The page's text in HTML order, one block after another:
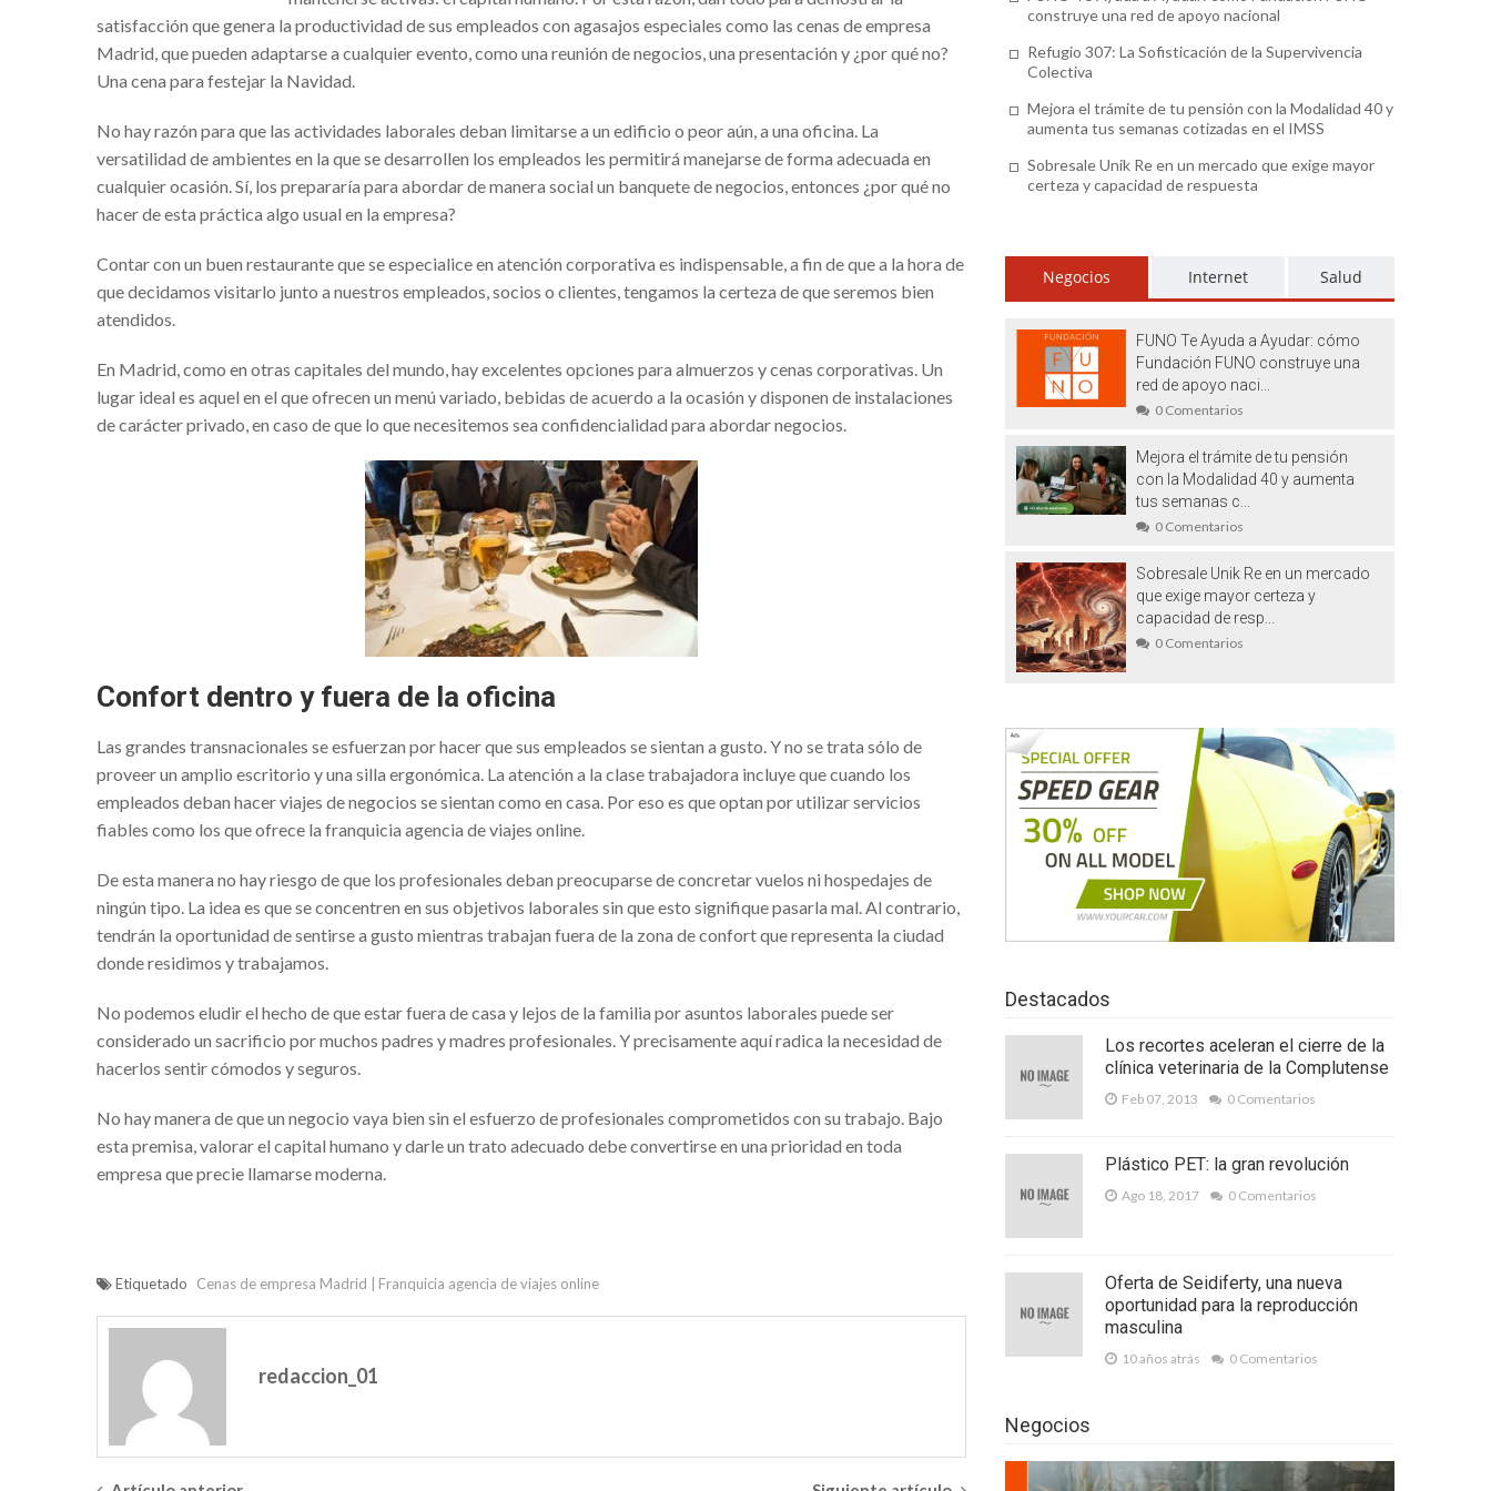
Alba Elvira Lorenzana y su hambre de ser
El uso de VPN en tiempos de pandemia
Sap para pymes: La solución para cualquier emprendedor
Hugo César Villanueva Cantón: reconocido empresario mexicano
Financika experiencias reales : una inversión segura
Franquicias de ropa para niños – Gran opción para invertir
Cerradura invisible con mando a distancia – Seguridad y protección a tu propiedad
¿Quién es el empresario Salvador Oñate Ascencio?
Golf courses in Spain – Criterios para escoger el mejor
Mejores campos de golf de España que disfrutar
Los mejores mariachis en Bogotá esperan por ti
Alquiler de videowall en Barcelona –Mostrando a todos lo que se desea
Elige los accesorios de tu bebé con un catálogo Petit Praia
Mobiliario de diseño Vondom: ¿cómo decorar una barra de bar?
Casa Vicens, nuevo museo de Antonio Gaudí – Visita obligada al pasado catalán
Bróker 1000Extra – La luz de la información vence las tinieblas de la ignorancia
Finmarkfx: ¿invertir con un broker es una moda o una necesidad?
Consejos para celebrar las despedidas Salou según las estaciones del año
Tips para comprar viviendas con terraza en Salou
Viajes a Francia en tren, una manera cómoda de hacer turismo
Venta de transfer de Río a Búzios: para un recorrido seguro
Concesionario SEAT en Tenerife: ¿qué ofrece?
Alpargatas de esparto para mujer: el calzado que no debe faltar en su armario
Motivos para utilizar un serum antiarrugas de calidad
Realizar viajes a la India exóticos: Aventuras llenas de ambientes místico y mágico
Filtros de agua para casa: porque no necesariamente es saludable
satisfacción que genera la productividad de sus empleados con agasajos especiales como las cenas de empresa
Madrid, que pueden adaptarse a cualquier evento, como una reunión de negocios, una presentación y ¿por qué no?
Una cena para festejar la Navidad.
No hay razón para que las actividades laborales deban limitarse a un edificio o peor aún, a una oficina. La
versatilidad de ambientes en la que se desarrollen los empleados les permitirá manejarse de forma adecuada en
cualquier ocasión. Sí, los prepararía para abordar de manera social un banquete de negocios, entonces ¿por qué no
hacer de esta práctica algo usual en la empresa?
Contar con un buen restaurante que se especialice en atención corporativa es indispensable, a fin de que a la hora de
que decidamos visitarlo junto a nuestros empleados, socios o clientes, tengamos la certeza de que seremos bien
atendidos.
En Madrid, como en otras capitales del mundo, hay excelentes opciones para almuerzos y cenas corporativas. Un
lugar ideal es aquel en el que ofrecen un menú variado, bebidas de acuerdo a la ocasión y disponen de instalaciones
de carácter privado, en caso de que lo que necesitemos sea confidencialidad para abordar negocios.
Confort dentro y fuera de la oficina
Las grandes transnacionales se esfuerzan por hacer que sus empleados se sientan a gusto. Y no se trata sólo de
proveer un amplio escritorio y una silla ergonómica. La atención a la clase trabajadora incluye que cuando los
empleados deban hacer viajes de negocios se sientan como en casa. Por eso es que optan por utilizar servicios
fiables como los que ofrece la franquicia agencia de viajes online.
De esta manera no hay riesgo de que los profesionales deban preocuparse de concretar vuelos ni hospedajes de
ningún tipo. La idea es que se concentren en sus objetivos laborales sin que esto signifique pasarla mal. Al contrario,
tendrán la oportunidad de sentirse a gusto mientras trabajan fuera de la zona de confort que representa la ciudad
donde residimos y trabajamos.
No podemos eludir el hecho de que estar fuera de casa y lejos de la familia por asuntos laborales puede ser
considerado un sacrificio por muchos padres y madres profesionales. Y precisamente aquí radica la necesidad de
hacerlos sentir cómodos y seguros.
No hay manera de que un negocio vaya bien sin el esfuerzo de profesionales comprometidos con su trabajo. Bajo
esta premisa, valorar el capital humano y darle un trato adecuado debe convertirse en una prioridad en toda
empresa que precie llamarse moderna.
Etiquetado Cenas de empresa Madrid Franquicia agencia de viajes online
redaccion_01
construye una red de apoyo nacional
Refugio 307: La Sofisticación de la Supervivencia
Colectiva
Mejora el trámite de tu pensión con la Modalidad 40 y
aumenta tus semanas cotizadas en el IMSS
Sobresale Unik Re en un mercado que exige mayor
certeza y capacidad de respuesta
Negocios Internet Salud
FUNO Te Ayuda a Ayudar: cómo
Fundación FUNO construye una
red de apoyo naci...
0 Comentarios
Mejora el trámite de tu pensión
con la Modalidad 40 y aumenta
tus semanas c...
0 Comentarios
Sobresale Unik Re en un mercado
que exige mayor certeza y
capacidad de resp...
0 Comentarios
Destacados
Los recortes aceleran el cierre de la
clínica veterinaria de la Complutense
Feb 07, 2013 0 Comentarios
Plástico PET: la gran revolución
Ago 18, 2017 0 Comentarios
Oferta de Seidiferty, una nueva
oportunidad para la reproducción
masculina
10 años atrás 0 Comentarios
Negocios